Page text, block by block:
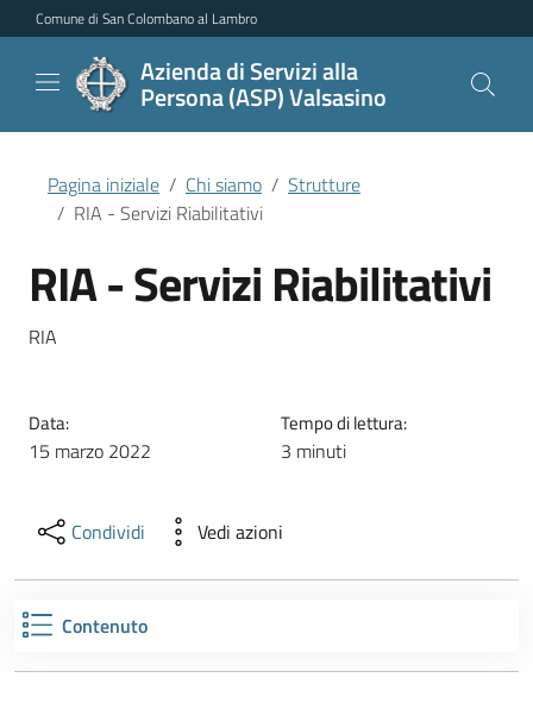
Vai al contenuto principale
Vai al menu di navigazione
Vai al piede di pagina
Comune di San Colombano al Lambro
Azienda di Servizi alla
Persona (ASP) Valsasino
Pagina iniziale Chi siamo
Strutture
RIA - Servizi Riabilitativi
RIA - Servizi Riabilitativi
RIA
Data:
15 marzo 2022
Tempo di lettura:
3 minuti
Condividi Vedi azioni
Contenuto